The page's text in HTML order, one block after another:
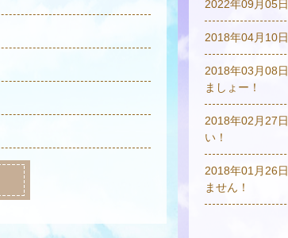
2022年09月05日
2018年04月10日
2018年03月08日
ましょー！
2018年02月27日
い！
2018年01月26日
ません！